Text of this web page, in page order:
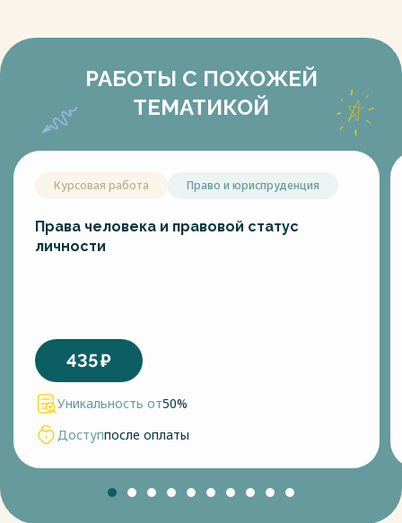
РАБОТЫ С ПОХОЖЕЙ
ТЕМАТИКОЙ
Курсовая работа Право и юриспруденция
Права человека и правовой статус
личности
435₽
Уникальность от50%
Доступпосле оплаты